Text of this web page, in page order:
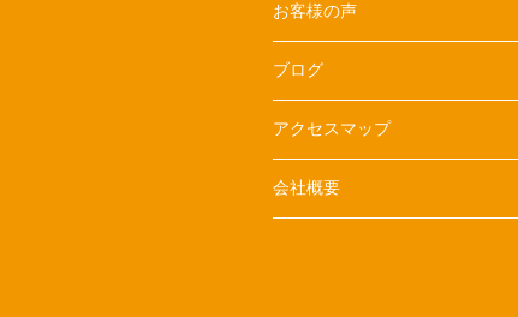
お客様の声
ブログ
アクセスマップ
会社概要